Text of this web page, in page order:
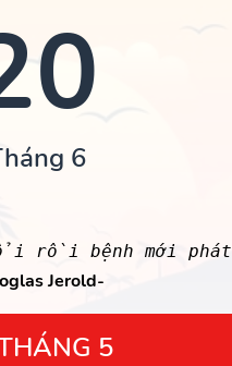
6
rồi bệnh mới
Jerold-
5